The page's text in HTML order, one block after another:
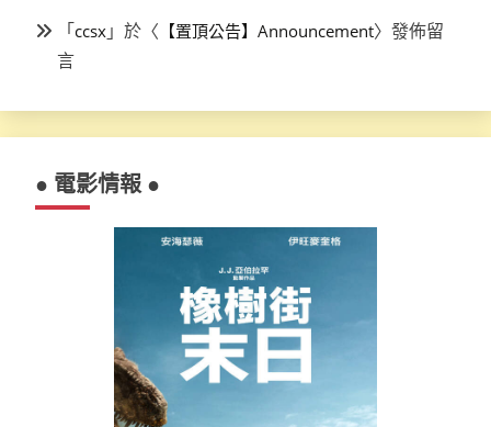
「ccsx 」於〈 【置頂公告】Announcement〉發佈留
言
● 電影情報 ●